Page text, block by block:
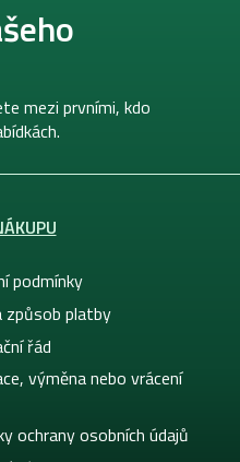
mezi prvními, kdo
podmínky
způsob platby
řád
výměna nebo vrácení
ochrany osobních údajů